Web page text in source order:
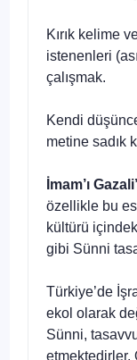
Kırık kelime
istenenleri
çalışmak.
Kendi
metine sadık
İmam’ı
özellikle bu
kültürü
gibi Sünni
Türkiye’de
ekol olarak
Sünni,
etmektedirler.